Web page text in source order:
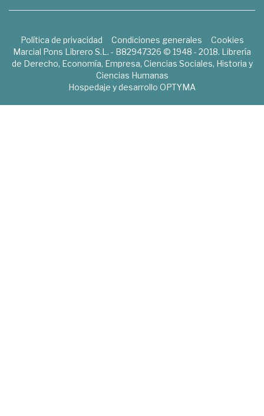
Política de privacidad Condiciones generales
Cookies
Marcial Pons Librero S.L. - B82947326 © 1948 - 2018. Librería
de Derecho, Economía, Empresa, Ciencias Sociales, Historia y
Ciencias Humanas
Hospedaje y desarrollo OPTYMA